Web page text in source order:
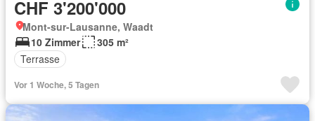
CHF 3'200'000
Mont-sur-Lausanne, Waadt
10 Zimmer
305 m²
Terrasse
Vor 1 Woche, 5 Tagen